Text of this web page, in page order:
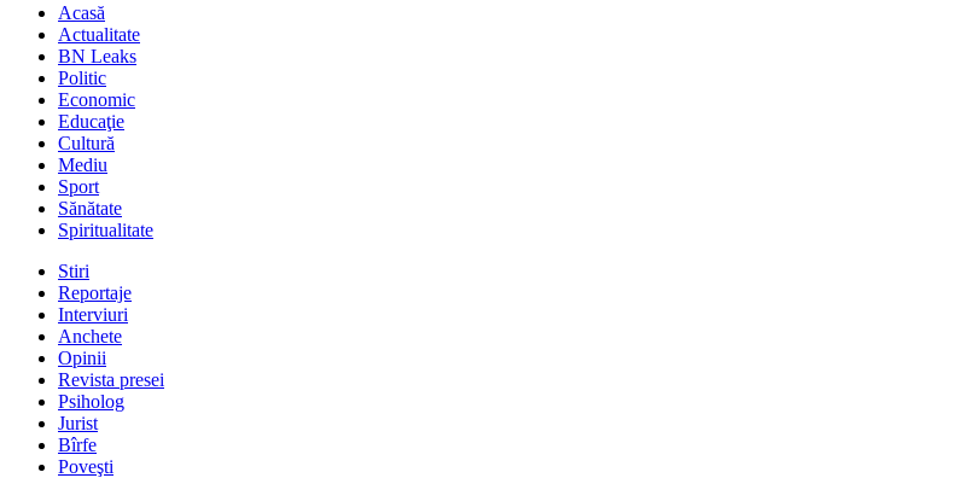
Acasă
Actualitate
BN Leaks
Politic
Economic
Educaţie
Cultură
Mediu
Sport
Sănătate
Spiritualitate
Stiri
Reportaje
Interviuri
Anchete
Opinii
Revista presei
Psiholog
Jurist
Bîrfe
Poveşti